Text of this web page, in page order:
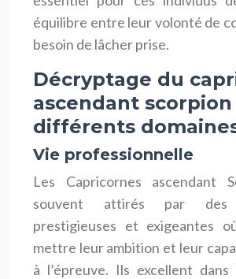
équilibre entre leur volonté de
besoin de lâcher prise.
Décryptage du
ascendant scorpion
différents
Vie professionnelle
Les Capricornes ascendant
souvent attirés par des
prestigieuses et exigeantes
mettre leur ambition et leur
à l’épreuve. Ils excellent dans